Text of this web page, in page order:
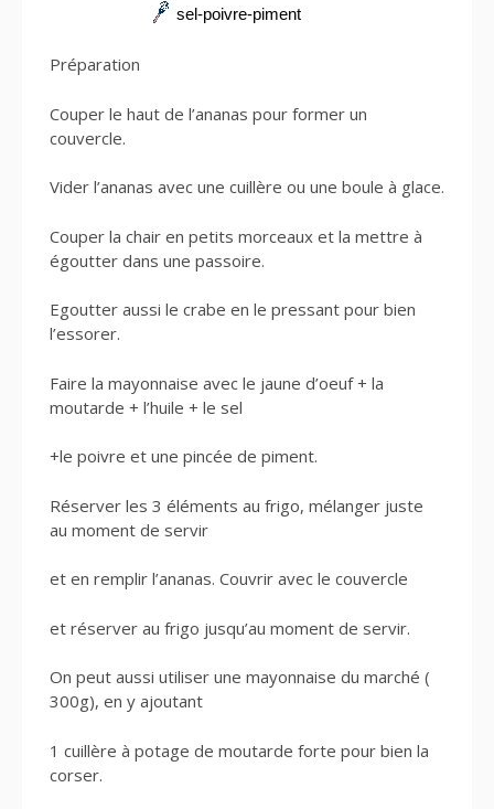
sel-poivre-piment
Préparation
Couper le haut de l’ananas pour former un
couvercle.
Vider l’ananas avec une cuillère ou une boule à glace.
Couper la chair en petits morceaux et la mettre à
égoutter dans une passoire.
Egoutter aussi le crabe en le pressant pour bien
l’essorer.
Faire la mayonnaise avec le jaune d’oeuf + la
moutarde + l’huile + le sel
+le poivre et une pincée de piment.
Réserver les 3 éléments au frigo, mélanger juste
au moment de servir
et en remplir l’ananas. Couvrir avec le couvercle
et réserver au frigo jusqu’au moment de servir.
On peut aussi utiliser une mayonnaise du marché (
300g), en y ajoutant
1 cuillère à potage de moutarde forte pour bien la
corser.